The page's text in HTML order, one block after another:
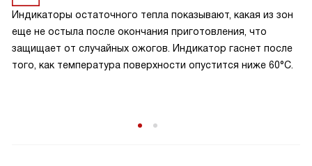
Индикаторы остаточного тепла показывают, какая из зон
еще не остыла после окончания приготовления, что
защищает от случайных ожогов. Индикатор гаснет после
того, как температура поверхности опустится ниже 60°С.